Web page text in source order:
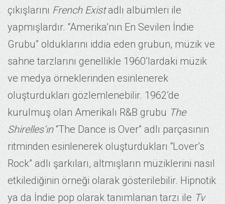
çıkışlarınıFrench Existadlı albümleri ile
yapmışlardır. “Amerika’nın En Sevilen İndie
Grubu” olduklarını iddia eden grubun, müzik ve
sahne tarzlarını genellikle 1960’lardaki müzik
ve medya örneklerinden esinlenerek
oluşturdukları gözlemlenebilir. 1962’de
kurulmuş olan Amerikalı R&B grubu The
Shirelles’ın“The Dance is Over” adlı parçasının
ritminden esinlenerek oluşturdukları “Lover’s
Rock” adlı şarkıları, altmışların müziklerini nasıl
etkilediğinin örneği olarak gösterilebilir. Hipnotik
ya da İndie pop olarak tanımlanan tarzı ile Tv